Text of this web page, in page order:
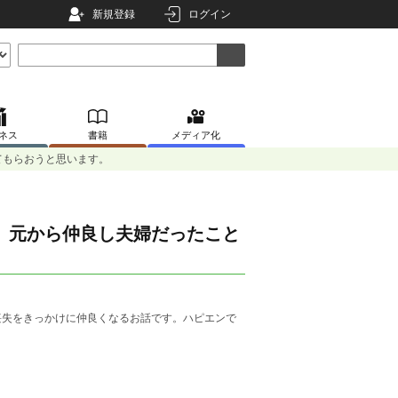
新規登録 ログイン
ス 書籍 メディア化
らおうと思います。
から仲良し夫婦だったこと
をきっかけに仲良くなるお話です。ハピエンで